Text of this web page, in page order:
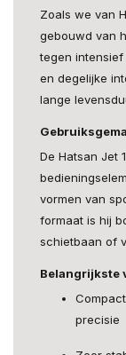
Zoals we van
gebouwd van
tegen
en degelijke
lange
De Hatsan Jet
vormen van
formaat is hij
schietbaan of
Belangrijkste
precisie